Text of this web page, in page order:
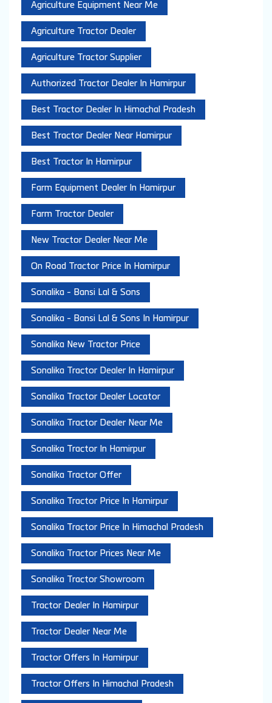
Agriculture Equipment Near Me
Agriculture Tractor Dealer
Agriculture Tractor Supplier
Authorized Tractor Dealer In Hamirpur
Best Tractor Dealer In Himachal Pradesh
Best Tractor Dealer Near Hamirpur
Best Tractor In Hamirpur
Farm Equipment Dealer In Hamirpur
Farm Tractor Dealer
New Tractor Dealer Near Me
On Road Tractor Price In Hamirpur
Sonalika - Bansi Lal & Sons
Sonalika - Bansi Lal & Sons In Hamirpur
Sonalika New Tractor Price
Sonalika Tractor Dealer In Hamirpur
Sonalika Tractor Dealer Locator
Sonalika Tractor Dealer Near Me
Sonalika Tractor In Hamirpur
Sonalika Tractor Offer
Sonalika Tractor Price In Hamirpur
Sonalika Tractor Price In Himachal Pradesh
Sonalika Tractor Prices Near Me
Sonalika Tractor Showroom
Tractor Dealer In Hamirpur
Tractor Dealer Near Me
Tractor Offers In Hamirpur
Tractor Offers In Himachal Pradesh